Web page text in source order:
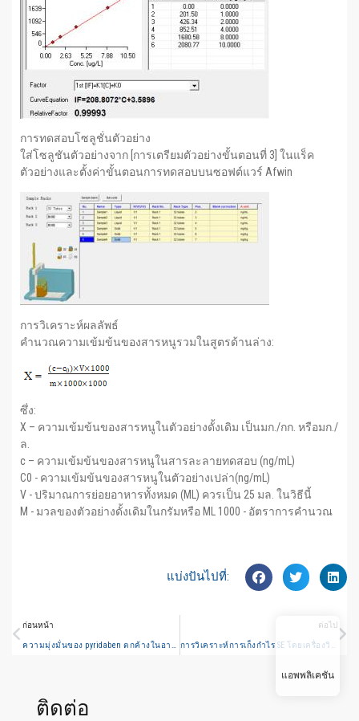
การทดสอบโซลูชั่นตัวอย่าง
ใส่โซลูชันตัวอย่างจาก [การเตรียมตัวอย่างขั้นตอนที่ 3] ในแร็ค
ตัวอย่างและตั้งค่าขั้นตอนการทดสอบบนซอฟต์แวร์ Afwin
การวิเคราะห์ผลลัพธ์
คำนวณความเข้มข้นของสารหนูรวมในสูตรด้านล่าง:
ซึ่ง:
X – ความเข้มข้นของสารหนูในตัวอย่างดั้งเดิม เป็นมก./กก. หรือมก./
ล.
c – ความเข้มข้นของสารหนูในสารละลายทดสอบ (ng/mL)
C0 - ความเข้มข้นของสารหนูในตัวอย่างเปล่า(ng/mL)
V - ปริมาณการย่อยอาหารทั้งหมด (ML) ควรเป็น 25 มล. ในวิธีนี้
M - มวลของตัวอย่างดั้งเดิมในกรัมหรือ ML 1000 - อัตราการคำนวณ
แบ่งปันไปที่:
ก่อนหน้า ต่อไป
ติดต่อ
แอพพลิเคชัน